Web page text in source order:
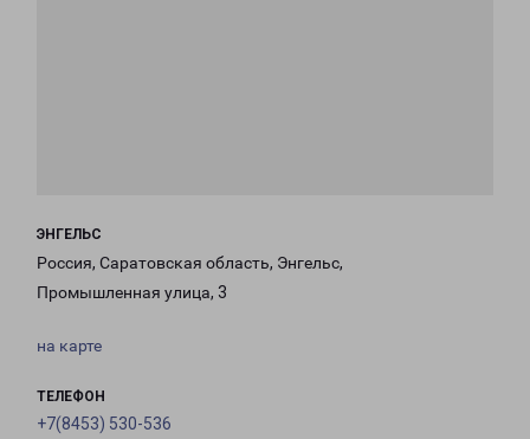
ЭНГЕЛЬС
Россия, Саратовская область, Энгельс,
Промышленная улица, 3
на карте
ТЕЛЕФОН
+7(8453) 530-536